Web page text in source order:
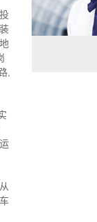
,